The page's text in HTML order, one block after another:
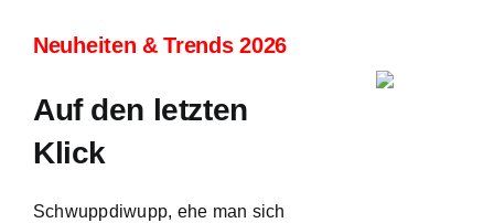
Neuheiten & Trends 2026
Auf den letzten
Klick
Schwuppdiwupp, ehe man sich